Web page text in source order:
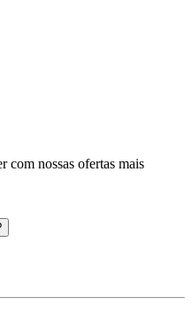
com nossas ofertas mais